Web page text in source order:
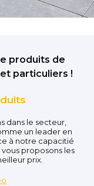
produits de
particuliers !
dans le secteur,
un leader en
à notre capacitié
proposons les
prix.